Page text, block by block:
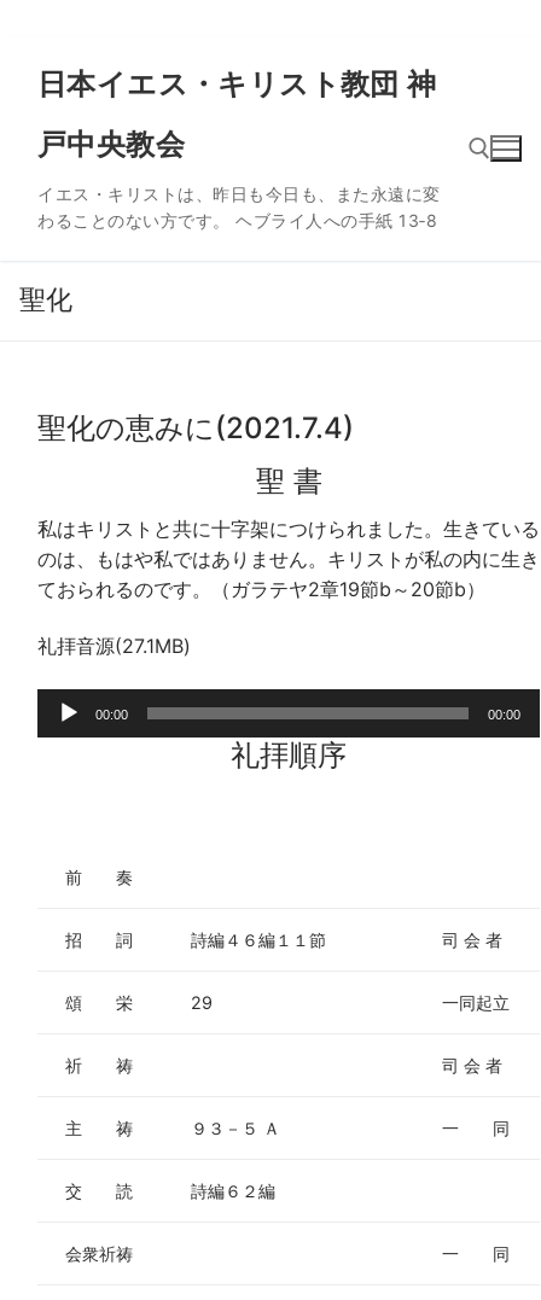
日本イエス・キリスト教団 神
戸中央教会
イエス・キリストは、昨日も今日も、また永遠に変
わることのない方です。 ヘブライ人への手紙 13‐8
聖化
聖化の恵みに(2021.7.4)
聖 書
私はキリストと共に十字架につけられました。生きている
のは、もはや私ではありません。キリストが私の内に生き
ておられるのです。（ガラテヤ2章19節b～20節b）
礼拝音源(27.1MB)
声
00:00 00:00
礼拝順序
前 奏
招 詞 詩編４６編１１節 司 会 者
頌 栄 29 一同起立
祈 祷 司 会 者
主 祷 ９３－５ Ａ 一 同
交 読 詩編６２編
会衆祈祷 一 同